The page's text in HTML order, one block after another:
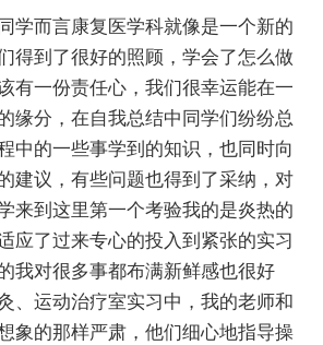
学而言康复医学科就像是一个新的
得到了很好的照顾，学会了怎么做
有一份责任心，我们很幸运能在一
缘分，在自我总结中同学们纷纷总
中的一些事学到的知识，也同时向
建议，有些问题也得到了采纳，对
来到这里第一个考验我的是炎热的
应了过来专心的投入到紧张的实习
我对很多事都布满新鲜感也很好
、运动治疗室实习中，我的老师和
象的那样严肃，他们细心地指导操